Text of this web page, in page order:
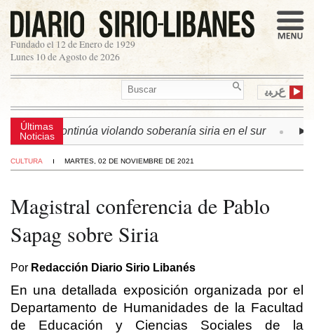
Fundado el 12 de Enero de 1929
Lunes 10 de Agosto de 2026
ﻉﺮﺒﻳ
Últimas
Noticias
israelí continúa violando soberanía siria en el sur ►
CULTURA MARTES, 02 DE NOVIEMBRE DE 2021
Magistral conferencia de Pablo
Sapag sobre Siria
Por Redacción Diario Sirio Libanés
En una detallada exposición organizada por el
Departamento de Humanidades de la Facultad
de Educación y Ciencias Sociales de la